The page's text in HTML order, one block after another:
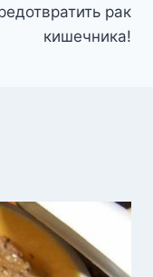
рак
кишечника!